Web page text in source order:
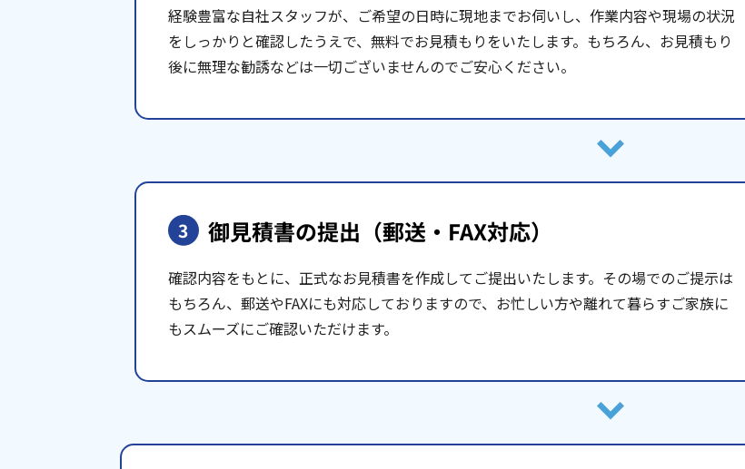
経験豊富な自社スタッフが、ご希望の日時に現地までお伺いし、作業内容や現場の状況
をしっかりと確認したうえで、無料でお見積もりをいたします。もちろん、お見積もり
後に無理な勧誘などは一切ございませんのでご安心ください。
3 御見積書の提出 （郵送・FAX対応）
確認内容をもとに、正式なお見積書を作成してご提出いたします。その場でのご提示は
もちろん、郵送やFAXにも対応しておりますので、お忙しい方や離れて暮らすご家族に
もスムーズにご確認いただけます。